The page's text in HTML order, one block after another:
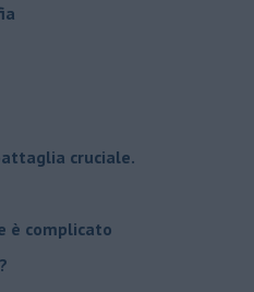
cruciale.
è complicato